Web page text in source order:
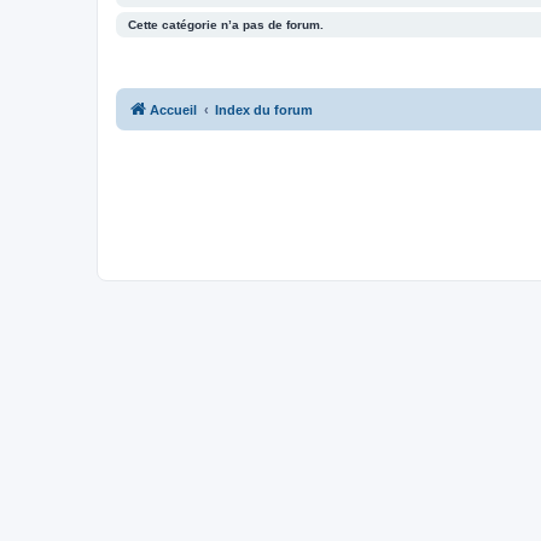
Cette catégorie n’a pas de forum.
Accueil Index du forum